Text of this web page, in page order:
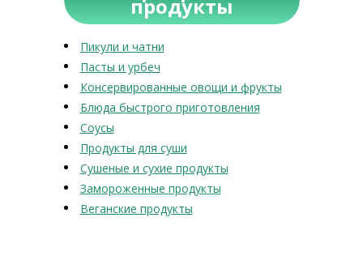
продукты
Пикули и чатни
Пасты и урбеч
Консервированные овощи и фрукты
Блюда быстрого приготовления
Соусы
Продукты для суши
Сушеные и сухие продукты
Замороженные продукты
Веганские продукты